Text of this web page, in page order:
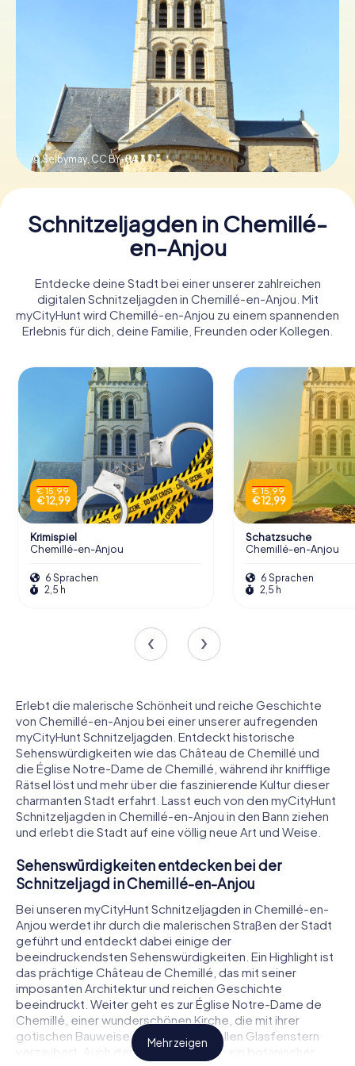
Tickets buchen
Gutscheine bestellen
© Selbymay,CC BY-SA 3.0
Schnitzeljagden in Chemillé-
en-Anjou
Entdecke deine Stadt bei einer unserer zahlreichen
digitalen Schnitzeljagden in Chemillé-en-Anjou. Mit
myCityHunt wird Chemillé-en-Anjou zu einem spannenden
Erlebnis für dich, deine Familie, Freunden oder Kollegen.
€ 15,99
€ 12,99
Krimispiel
Chemillé-en-Anjou
6 Sprachen
2,5 h
€ 15,99
€ 12,99
Schatzsuche
Chemillé-en-Anjou
6 Sprachen
2,5 h
Erlebt die malerische Schönheit und reiche Geschichte
von Chemillé-en-Anjou bei einer unserer aufregenden
myCityHunt Schnitzeljagden. Entdeckt historische
Sehenswürdigkeiten wie das Château de Chemillé und
die Église Notre-Dame de Chemillé, während ihr knifflige
Rätsel löst und mehr über die faszinierende Kultur dieser
charmanten Stadt erfahrt. Lasst euch von den myCityHunt
Schnitzeljagden in Chemillé-en-Anjou in den Bann ziehen
und erlebt die Stadt auf eine völlig neue Art und Weise.
Sehenswürdigkeiten entdecken bei der
Schnitzeljagd in Chemillé-en-Anjou
Bei unseren myCityHunt Schnitzeljagden in Chemillé-en-
Anjou werdet ihr durch die malerischen Straßen der Stadt
geführt und entdeckt dabei einige der
beeindruckendsten Sehenswürdigkeiten. Ein Highlight ist
das prächtige Château de Chemillé, das mit seiner
imposanten Architektur und reichen Geschichte
beeindruckt. Weiter geht es zur Église Notre-Dame de
Chemillé, einer wunderschönen Kirche, die mit ihrer
gotischen Bauweise und den kunstvollen Glasfenstern
verzaubert. Auch der Jardin Camifolia, ein botanischer
Mehr zeigen